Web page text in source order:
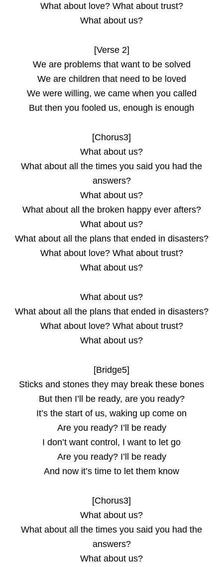
What about love? What about trust?
What about us?
[Verse 2]
We are problems that want to be solved
We are children that need to be loved
We were willing, we came when you called
But then you fooled us, enough is enough
[Chorus3]
What about us?
What about all the times you said you had the
answers?
What about us?
What about all the broken happy ever afters?
What about us?
What about all the plans that ended in disasters?
What about love? What about trust?
What about us?
What about us?
What about all the plans that ended in disasters?
What about love? What about trust?
What about us?
[Bridge5]
Sticks and stones they may break these bones
But then I’ll be ready, are you ready?
It’s the start of us, waking up come on
Are you ready? I’ll be ready
I don’t want control, I want to let go
Are you ready? I’ll be ready
And now it’s time to let them know
[Chorus3]
What about us?
What about all the times you said you had the
answers?
What about us?